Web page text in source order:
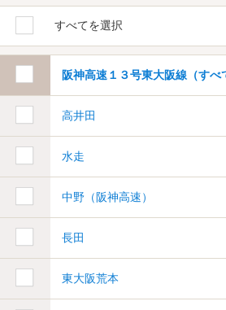
すべてを選択
阪神高速１３号東大阪線（すべ
高井田
水走
中野（阪神高速）
長田
東大阪荒本